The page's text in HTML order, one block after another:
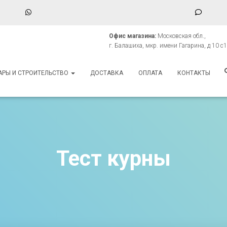
Офис магазина: Московская обл.,
г. Балашиха, мкр. имени Гагарина, д 10 с1
И СТРОИТЕЛЬСТВО ДОСТАВКА ОПЛАТА КОНТАКТЫ
Тест курны
for